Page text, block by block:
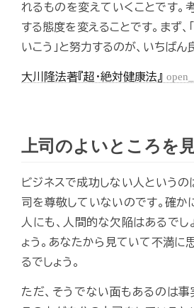
れるものを変えていくことです。
する態度を変えることです。まず、
いこう」と努力するのが、いちばん
大川隆法著『超・絶対健康法』
上司のよいところを
ビジネスで成功しない人というの
司を尊敬していないのです。確か
人にも、人間的な欠陥はあるでし
ょう。あなたから見ていて不満に
るでしょう。
ただ、そうでない面もあるのは事